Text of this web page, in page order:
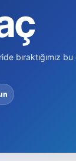
bıraktığımız